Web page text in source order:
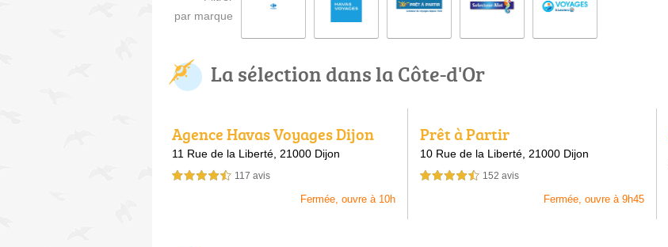
par marque
La sélection dans la Côte-d'Or
Agence Havas Voyages Dijon
11 Rue de la Liberté, 21000 Dijon
4,5 étoiles sur 5 117 avis
Fermée, ouvre à 10h
Prêt à Partir
10 Rue de la Liberté,21000 Dijon
4,5 étoiles sur 5 152 avis
Fermée, ouvre à 9h45